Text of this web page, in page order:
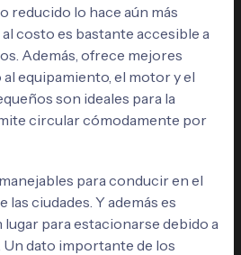
reducido lo hace aún más
costo es bastante accesible a
Además, ofrece mejores
equipamiento, el motor y el
son ideales para la
circular cómodamente por
para conducir en el
ciudades. Y además es
para estacionarse debido a
dato importante de los